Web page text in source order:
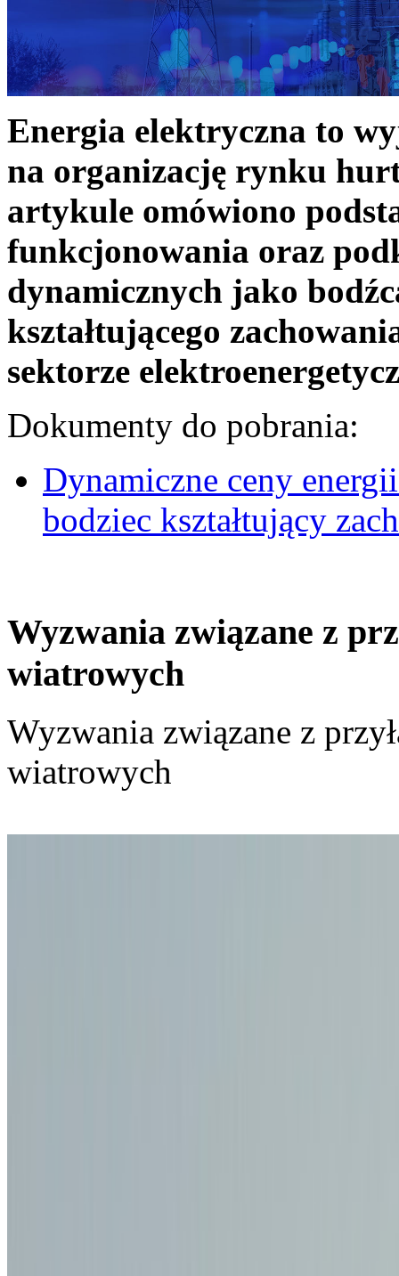
Energia elektryczna to
na organizację rynku
artykule omówiono
funkcjonowania oraz
dynamicznych jako
kształtującego
sektorze
Dokumenty do pobrania:
Dynamiczne ceny
bodziec kształtujący
Wyzwania związane z
wiatrowych
Wyzwania związane z
wiatrowych